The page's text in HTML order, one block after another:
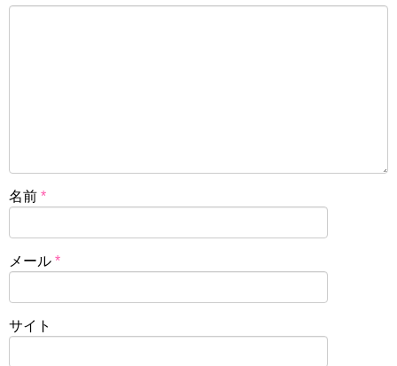
名前 *
メール *
サイト